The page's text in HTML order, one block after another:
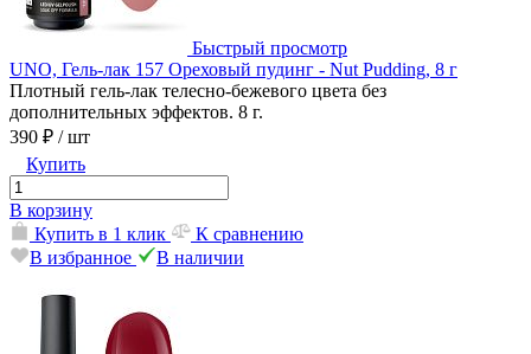
Быстрый просмотр
UNO, Гель-лак 157 Ореховый пудинг - Nut Pudding, 8 г
Плотный гель-лак телесно-бежевого цвета без
дополнительных эффектов. 8 г.
390 ₽ / шт
Купить
В корзину
Купить в 1 клик
К сравнению
В избранное
В наличии